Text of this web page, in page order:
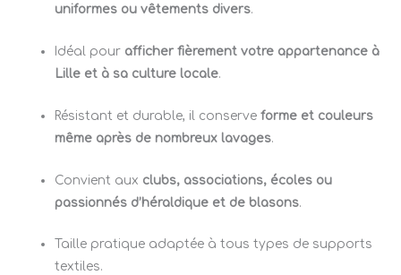
uniformes ou vêtements divers.
Idéal pour afficher fièrement votre appartenance à
Lille et à sa culture locale.
Résistant et durable, il conserveforme et couleurs
même après de nombreux lavages.
Convient aux clubs, associations, écoles ou
passionnés d’héraldique et de blasons.
Taille pratique adaptée à tous types de supports
textiles.